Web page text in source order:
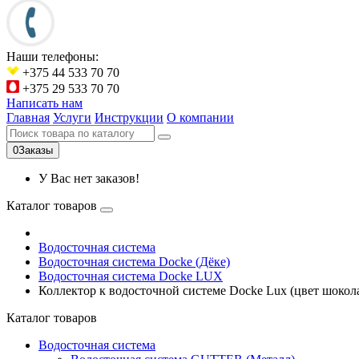
Наши телефоны:
+375 44 533 70 70
+375 29 533 70 70
Написать нам
Главная Услуги Инструкции О компании
0Заказы
У Вас нет заказов!
Каталог товаров
Водосточная система
Водосточная система Docke (Дёке)
Водосточная система Docke LUX
Коллектор к водосточной системе Docke Lux (цвет
Каталог товаров
Водосточная система